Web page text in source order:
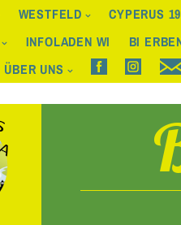
WESTFELD CYPERUS
INFOLADEN WI BI
ÜBER UNS